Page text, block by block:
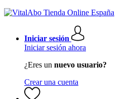
Iniciar sesión
Iniciar sesión ahora
¿Eres un nuevo usuario?
Crear una cuenta